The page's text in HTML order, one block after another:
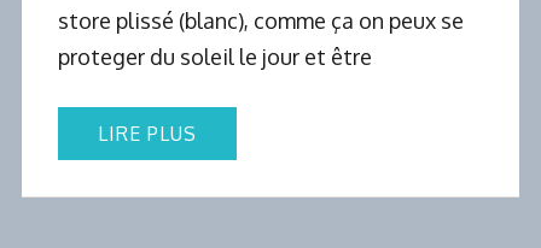
store plissé (blanc), comme ça on peux se
proteger du soleil le jour et être
LIRE PLUS